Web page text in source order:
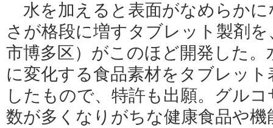
水を加えると表面がなめらかに
さが格段に増すタブレット製剤
市博多区）がこのほど開発した
に変化する食品素材をタブレッ
したもので、特許も出願。グル
数が多くなりがちな健康食品や機